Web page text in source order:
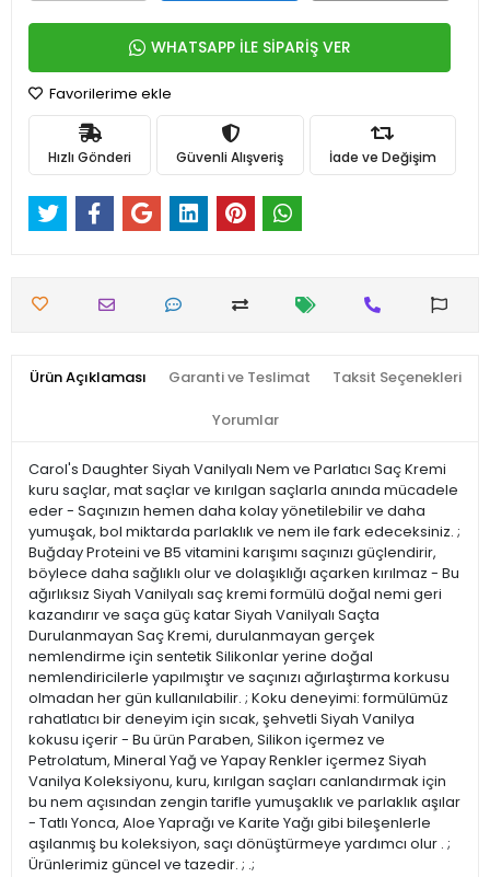
WHATSAPP İLE SİPARİŞ VER
Favorilerime ekle
Hızlı Gönderi Güvenli Alışveriş İade ve Değişim
Ürün Açıklaması Garanti ve Teslimat Taksit Seçenekleri
Yorumlar
Carol's Daughter Siyah Vanilyalı Nem ve Parlatıcı Saç Kremi
kuru saçlar, mat saçlar ve kırılgan saçlarla anında mücadele
eder - Saçınızın hemen daha kolay yönetilebilir ve daha
yumuşak, bol miktarda parlaklık ve nem ile fark edeceksiniz. ;
Buğday Proteini ve B5 vitamini karışımı saçınızı güçlendirir,
böylece daha sağlıklı olur ve dolaşıklığı açarken kırılmaz - Bu
ağırlıksız Siyah Vanilyalı saç kremi formülü doğal nemi geri
kazandırır ve saça güç katar Siyah Vanilyalı Saçta
Durulanmayan Saç Kremi, durulanmayan gerçek
nemlendirme için sentetik Silikonlar yerine doğal
nemlendiricilerle yapılmıştır ve saçınızı ağırlaştırma korkusu
olmadan her gün kullanılabilir. ; Koku deneyimi: formülümüz
rahatlatıcı bir deneyim için sıcak, şehvetli Siyah Vanilya
kokusu içerir - Bu ürün Paraben, Silikon içermez ve
Petrolatum, Mineral Yağ ve Yapay Renkler içermez Siyah
Vanilya Koleksiyonu, kuru, kırılgan saçları canlandırmak için
bu nem açısından zengin tarifle yumuşaklık ve parlaklık aşılar
- Tatlı Yonca, Aloe Yaprağı ve Karite Yağı gibi bileşenlerle
aşılanmış bu koleksiyon, saçı dönüştürmeye yardımcı olur . ;
Ürünlerimiz güncel ve tazedir. ; .;